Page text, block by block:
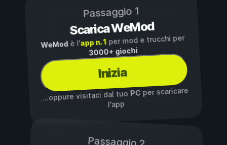
Passaggio 1
Scarica WeMod
WeMod è l'app n. 1per mod e trucchi per
3000+ giochi
Inizia
...oppure visitaci dal tuoPC per scaricare
l'app
Passaggio 2